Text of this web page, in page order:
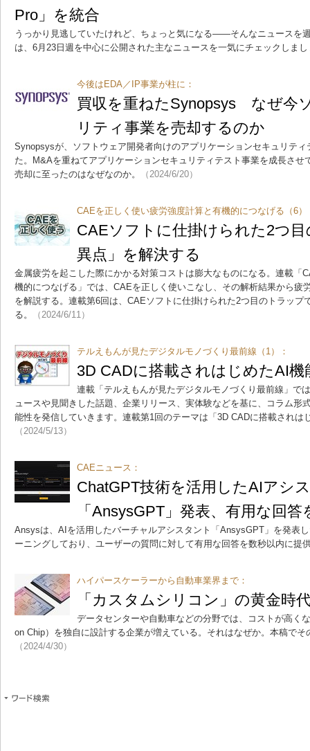
Pro」を統合
うっかり見逃していたけれど、ちょっと気になる――そんなニュースを
は、6月23日週を中心に公開された主なニュースを一気にチェックしま
今後はEDA／IP事業が柱に：
買収を重ねたSynopsys なぜ今
リティ事業を売却するのか
Synopsysが、ソフトウェア開発者向けのアプリケーションセキュリテ
た。M&Aを重ねてアプリケーションセキュリティテスト事業を成長させ
売却に至ったのはなぜなのか。
（2024/6/20）
CAEを正しく使い疲労強度計算と有機的につなげる（6）
CAEソフトに仕掛けられた2つ
異点」を解決する
金属疲労を起こした際にかかる対策コストは膨大なものになる。連載「
機的につなげる」では、CAEを正しく使いこなし、その解析結果から疲
を解説する。連載第6回は、CAEソフトに仕掛けられた2つ目のトラップ
る。
（2024/6/11）
テルえもんが見たデジタルモノづくり最前線（1）：
3D CADに搭載されはじめたAI機
連載「テルえもんが見たデジタルモノづくり最前線」で
ュースや見聞きした話題、企業リリース、実体験などを基に、コラム形
能性を発信していきます。連載第1回のテーマは「3D CADに搭載されは
（2024/5/13）
CAEニュース：
ChatGPT技術を活用したAIアシ
「AnsysGPT」発表、有用な回
Ansysは、AIを活用したバーチャルアシスタント「AnsysGPT」を発表
ーニングしており、ユーザーの質問に対して有用な回答を数秒以内に提
ハイパースケーラーから自動車業界まで：
「カスタムシリコン」の黄金時
データセンターや自動車などの分野では、コストが高く
on Chip）を独自に設計する企業が増えている。それはなぜか。本稿で
（2024/4/30）